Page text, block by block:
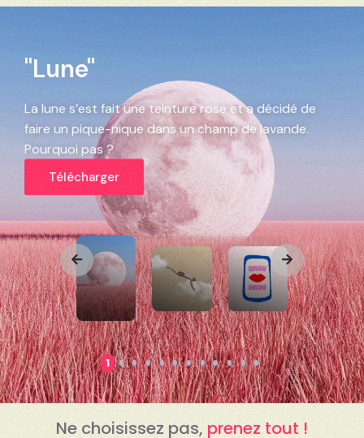
1
"Lune"
La lune s’est fait une teinture rose et a décidé de
faire un pique-nique dans un champ de lavande.
Pourquoi pas ?
Télécharger
Ne choisissez pas, prenez tout !